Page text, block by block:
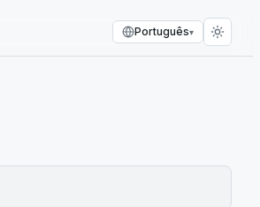
Português▾